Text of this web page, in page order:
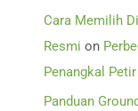
Cara Memilih
Resmi on
Penangkal
Panduan